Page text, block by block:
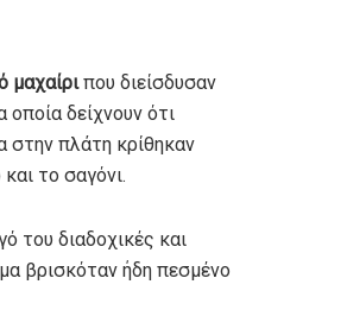
μαχαίριπου διείσδυσαν
δείχνουν ότι
στην πλάτη κρίθηκαν
το σαγόνι.
του διαδοχικές και
βρισκόταν ήδη πεσμένο